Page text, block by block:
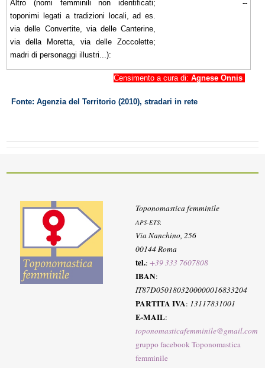
Altro (nomi femminili non identificati;
toponimi legati a tradizioni locali, ad es.
via delle Convertite, via delle Canterine,
via della Moretta, via delle Zoccolette;
madri di personaggi illustri...):
--
Censimento a cura di: Agnese Onnis
Fonte: Agenzia del Territorio (2010), stradari in rete
Toponomastica femminile
APS-ETS:
Via Nanchino, 256
00144 Roma
tel.:+39 333 7607808
IBAN:
IT87D0501803200000016833204
PARTITA IVA: 13117831001
E-MAIL:
toponomasticafemminile@gmail.com
gruppo facebook Toponomastica
femminile